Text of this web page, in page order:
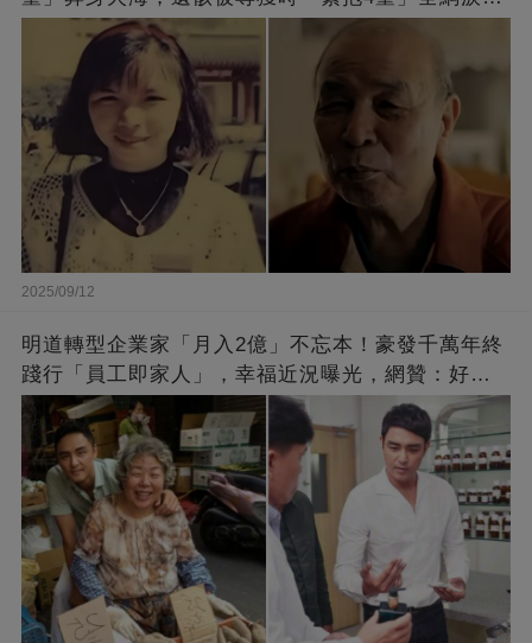
崩：真正的英雄不該被遺忘
2025/09/12
明道轉型企業家「月入2億」不忘本！豪發千萬年終
踐行「員工即家人」，幸福近況曝光，網贊：好老
闆的福報